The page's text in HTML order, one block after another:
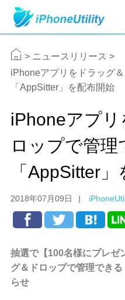
> ニュースリリース >
iPhoneアプリをドラッグ
「AppSitter」を配布開始
iPhoneアプ
ロップで管理
「AppSitter
2018年07月09日 |
抽選で【100名様にプレゼ
グ＆ドロップで管理でき
らせ